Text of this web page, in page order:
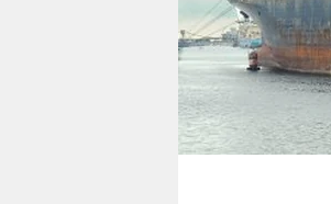
shop
fragen & hilfe
unterstützen
abo